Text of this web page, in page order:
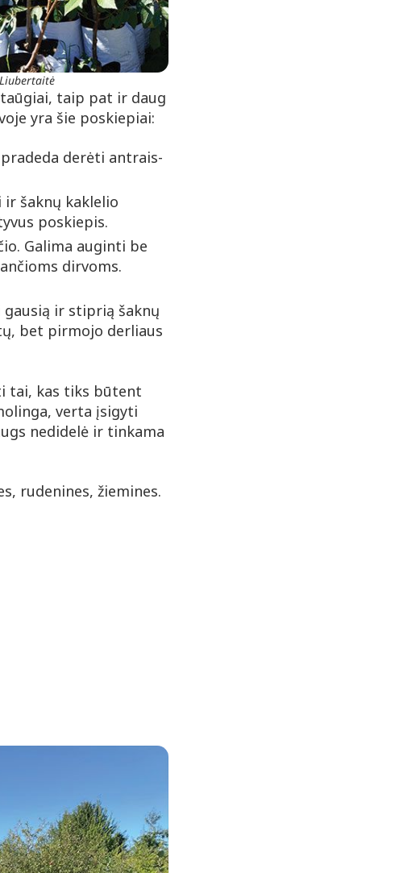
taip pat ir daug
yra šie poskiepiai:
derėti antrais-
ir šaknų kaklelio
poskiepis.
Galima auginti be
dirvoms.
ir stiprią šaknų
bet pirmojo derliaus
tai, kas tiks būtent
verta įsigyti
nedidelė ir tinkama
rudenines, žiemines.